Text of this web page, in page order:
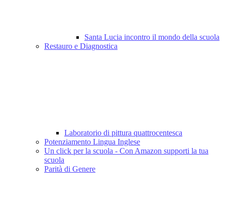
Santa Lucia incontro il mondo della scuola
Restauro e Diagnostica
Laboratorio di pittura quattrocentesca
Potenziamento Lingua Inglese
Un click per la scuola - Con Amazon supporti la tua
scuola
Parità di Genere